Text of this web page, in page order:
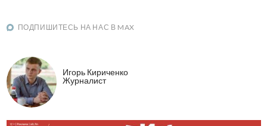
ПОДПИШИТЕСЬ НА НАС В MAX
Игорь Кириченко
Журналист